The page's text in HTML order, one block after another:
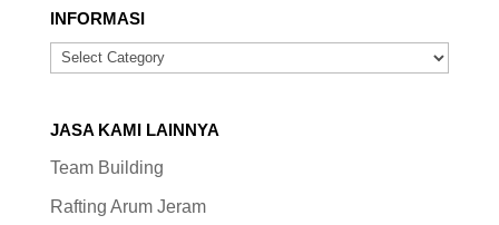
INFORMASI
INFORMASI
JASA KAMI LAINNYA
Team Building
Rafting Arum Jeram